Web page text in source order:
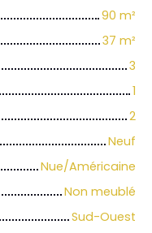
90 m²
37 m²
3
1
2
Neuf
Nue/Américaine
Non meublé
Sud-Ouest